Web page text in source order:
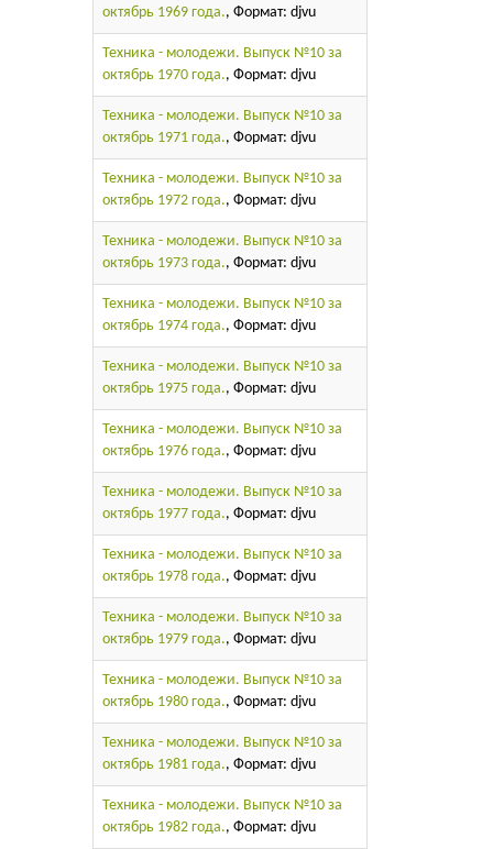
октябрь 1969 года., Формат: djvu
Техника - молодежи. Выпуск №10 за
октябрь 1970 года., Формат: djvu
Техника - молодежи. Выпуск №10 за
октябрь 1971 года., Формат: djvu
Техника - молодежи. Выпуск №10 за
октябрь 1972 года., Формат: djvu
Техника - молодежи. Выпуск №10 за
октябрь 1973 года., Формат: djvu
Техника - молодежи. Выпуск №10 за
октябрь 1974 года., Формат: djvu
Техника - молодежи. Выпуск №10 за
октябрь 1975 года., Формат: djvu
Техника - молодежи. Выпуск №10 за
октябрь 1976 года., Формат: djvu
Техника - молодежи. Выпуск №10 за
октябрь 1977 года., Формат: djvu
Техника - молодежи. Выпуск №10 за
октябрь 1978 года., Формат: djvu
Техника - молодежи. Выпуск №10 за
октябрь 1979 года., Формат: djvu
Техника - молодежи. Выпуск №10 за
октябрь 1980 года., Формат: djvu
Техника - молодежи. Выпуск №10 за
октябрь 1981 года., Формат: djvu
Техника - молодежи. Выпуск №10 за
октябрь 1982 года., Формат: djvu